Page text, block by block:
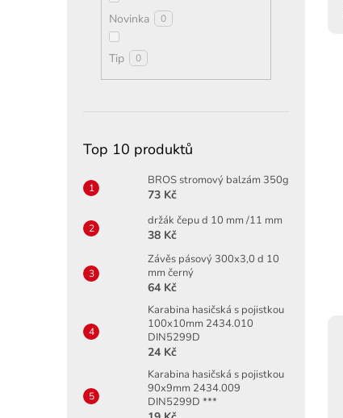
Novinka 0
Tip 0
Top 10 produktů
BROS stromový balzám 350g
73 Kč
držák čepu d 10 mm /11 mm
38 Kč
Závěs pásový 300x3,0 d 10
mm černý
64 Kč
Karabina hasičská s pojistkou
100x10mm 2434.010
DIN5299D
24 Kč
Karabina hasičská s pojistkou
90x9mm 2434.009
DIN5299D ***